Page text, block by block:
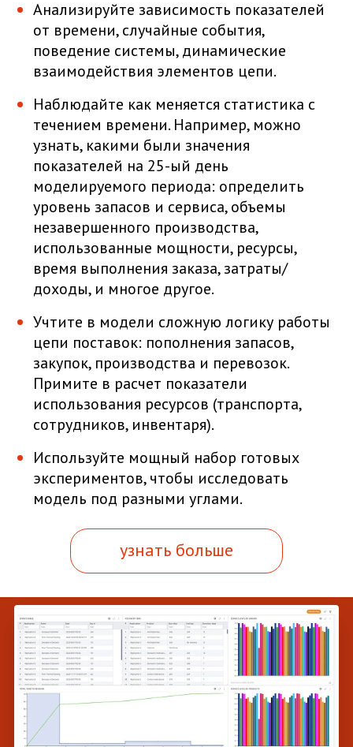
Анализируйте зависимость показателей
от времени, случайные события,
поведение системы, динамические
взаимодействия элементов цепи.
Наблюдайте как меняется статистика с
течением времени. Например, можно
узнать, какими были значения
показателей на 25-ый день
моделируемого периода: определить
уровень запасов и сервиса, объемы
незавершенного производства,
использованные мощности, ресурсы,
время выполнения заказа, затраты/
доходы, и многое другое.
Учтите в модели сложную логику работы
цепи поставок: пополнения запасов,
закупок, производства и перевозок.
Примите в расчет показатели
использования ресурсов (транспорта,
сотрудников, инвентаря).
Используйте мощный набор готовых
экспериментов, чтобы исследовать
модель под разными углами.
узнать больше